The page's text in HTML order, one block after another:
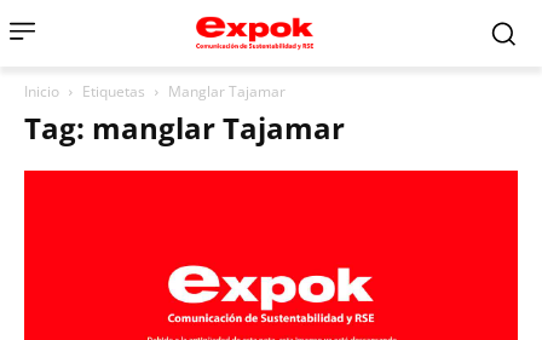
Inicio Etiquetas Manglar Tajamar
Tag: manglar Tajamar